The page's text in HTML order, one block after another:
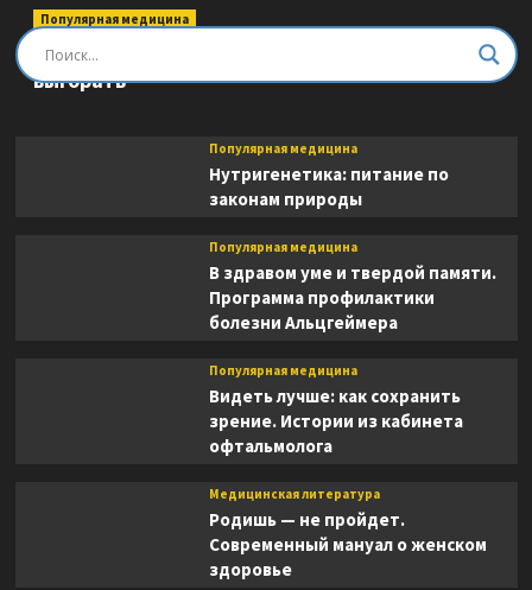
Популярная медицина
Быть врачом. Как помогать, развиваться и не
выгорать
Популярная медицина
Нутригенетика: питание по
законам природы
Популярная медицина
В здравом уме и твердой памяти.
Программа профилактики
болезни Альцгеймера
Популярная медицина
Видеть лучше: как сохранить
зрение. Истории из кабинета
офтальмолога
Медицинская литература
Родишь — не пройдет.
Современный мануал о женском
здоровье